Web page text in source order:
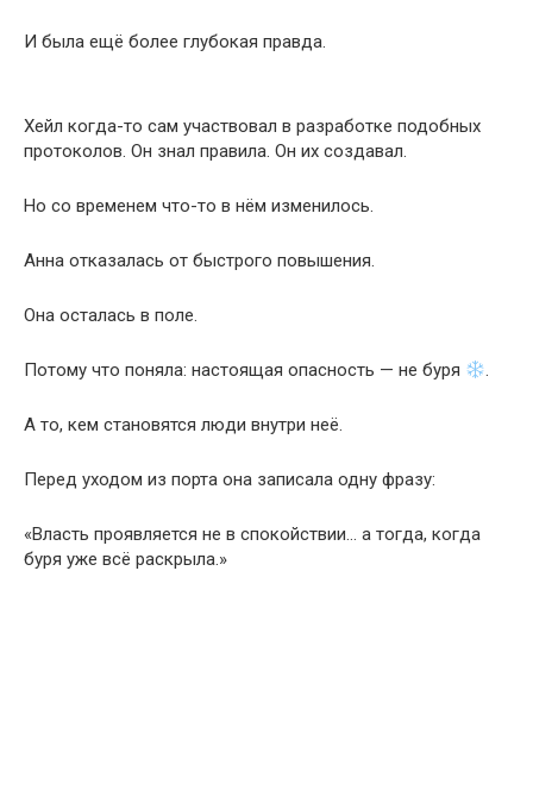
И была ещё более глубокая правда.
Хейл когда-то сам участвовал в разработке подобных
протоколов. Он знал правила. Он их создавал.
Но со временем что-то в нём изменилось.
Анна отказалась от быстрого повышения.
Она осталась в поле.
Потому что поняла: настоящая опасность — не буря .
А то, кем становятся люди внутри неё.
Перед уходом из порта она записала одну фразу:
«Власть проявляется не в спокойствии… а тогда, когда
буря уже всё раскрыла.»